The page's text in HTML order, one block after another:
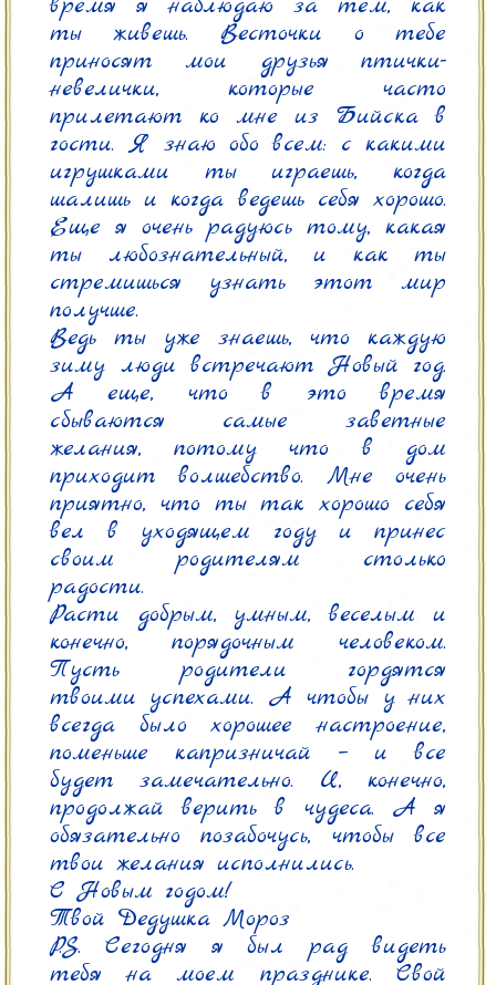
ты живешь. Весточки о тебе
приносят мои друзья птички-
невелички, которые часто
прилетают ко мне из Бийска в
гости. Я знаю обо всем: с какими
игрушками ты играешь, когда
шалишь и когда ведешь себя хорошо.
Еще я очень радуюсь тому, какая
ты любознательный, и как ты
стремишься узнать этот мир
получше.
Ведь ты уже знаешь, что каждую
зиму люди встречают Новый год.
А еще, что в это время
сбываются самые заветные
желания, потому что в дом
приходит волшебство. Мне очень
приятно, что ты так хорошо себя
вел в уходящем году и принес
своим родителям столько
радости.
Расти добрым, умным, веселым и
конечно, порядочным человеком.
Пусть родители гордятся
твоими успехами. А чтобы у них
всегда было хорошее настроение,
поменьше капризничай – и все
будет замечательно. И, конечно,
продолжай верить в чудеса. А я
обязательно позабочусь, чтобы все
твои желания исполнились.
С Новым годом!
Твой Дедушка Мороз
P.S. Сегодня я был рад видеть
тебя на моем празднике. Свой